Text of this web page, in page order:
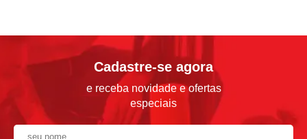
Cadastre-se agora
e receba novidade e ofertas
especiais